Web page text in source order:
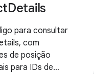
para consultar
com
de posição
para IDs de